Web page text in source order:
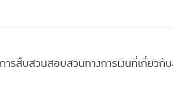
รสืบสวนสอบสวนทางการเงินที่เกี่ยว